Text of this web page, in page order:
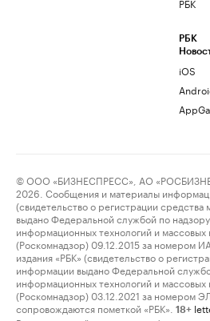
РБК
iOS
© ООО «БИЗНЕСПРЕСС», АО
2026. Сообщения и материалы
(свидетельство о регистрации
выдано Федеральной службой по
информационных технологий и массовых
(Роскомнадзор) 09.12.2015 за номером
издания «РБК» (свидетельство о
информации выдано Федеральной
информационных технологий и массовых
(Роскомнадзор) 03.12.2021 за номером
сопровождаются пометкой «РБК».
18+